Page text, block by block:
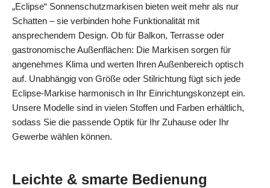
„Eclipse“ Sonnenschutzmarkisen bieten weit mehr als nur
Schatten – sie verbinden hohe Funktionalität mit
ansprechendem Design. Ob für Balkon, Terrasse oder
gastronomische Außenflächen: Die Markisen sorgen für
angenehmes Klima und werten Ihren Außenbereich optisch
auf. Unabhängig von Größe oder Stilrichtung fügt sich jede
Eclipse‑Markise harmonisch in Ihr Einrichtungskonzept ein.
Unsere Modelle sind in vielen Stoffen und Farben erhältlich,
sodass Sie die passende Optik für Ihr Zuhause oder Ihr
Gewerbe wählen können.
Leichte & smarte Bedienung